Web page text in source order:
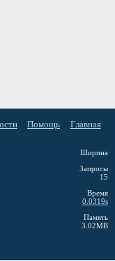
Помощь Главная
Ширина
Запросы
15
Время
0.0319s
Память
3.02MB